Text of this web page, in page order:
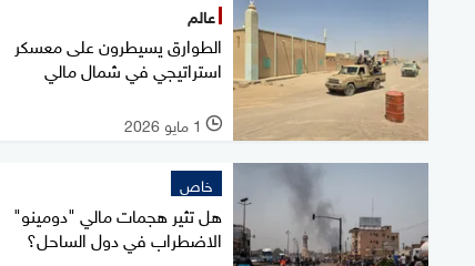
عالم
الطوارق يسيطرون على معسكر
استراتيجي في شمال مالي
l 1 مايو 2026
خاص
هل تثير هجمات مالي "دومينو"
الاضطراب في دول الساحل؟